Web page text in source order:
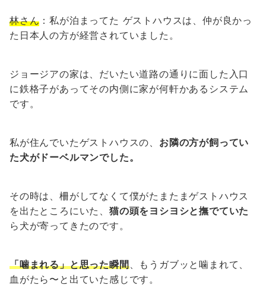
林さん ：私が泊まってた ゲストハウスは、仲が良かっ
た日本人の方が経営されていました。
ジョージアの家は、だいたい道路の通りに面した入口
に鉄格子があってその内側に家が何軒かあるシステム
です。
私が住んでいたゲストハウスの、 お隣の方が飼ってい
た犬がドーベルマンでした。
その時は、柵がしてなくて僕がたまたまゲストハウス
を出たところにいた、 猫の頭をヨシヨシと撫でていた
ら犬が寄ってきたのです。
「噛まれる」と思った瞬間、もうガブッと噛まれて、
血がたら〜と出ていた感じです。